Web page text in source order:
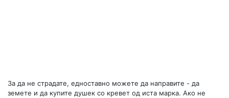
За да не страдате, едноставно можете да направите - да
земете и да купите душек со кревет од иста марка. Ако не